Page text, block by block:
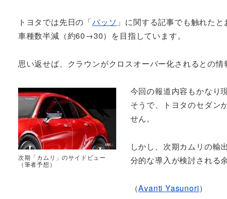
トヨタでは先日の「パッソ 」に関する記事でも触れた
車種数半減（約60→30）を目指しています。
思い返せば、クラウンがクロスオーバー化されるとの情
次期「カムリ」のサイドビュー
（筆者予想）
今回の報道内容もかなり
そうで、トヨタのセダン
せん。
しかし、次期カムリの輸
分的な導入が検討される
（Avanti Yasunori）